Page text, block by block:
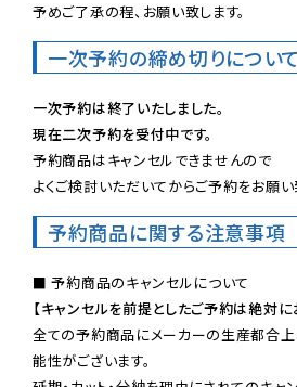
予めご了承の程、お願い致します。
一次予約の締め切りについて
一次予約は終了いたしました。
現在二次予約を受付中です。
予約商品はキャンセルできませんので
よくご検討いただいてからご予約をお願い
予約商品に関する注意事項
【キャンセルを前提としたご予約は絶対に
全ての予約商品にメーカーの生産都合上
能性がございます。